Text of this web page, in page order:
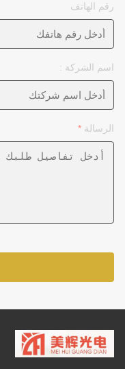
رقم الهاتف
اسم الشركة :
الرسالة *